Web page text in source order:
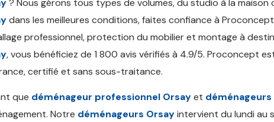
? Nous gérons tous types de volumes, du studio à la maison
dans les meilleures conditions, faites confiance à
professionnel, protection du mobilier et montage à
, vous bénéficiez de 1 800 avis vérifiés à 4.9/5. Proconcept
certifié et sans sous-traitance.
que déménageur professionnel Orsayet déménageurs
Notre déménageurs Orsayintervient du lundi au